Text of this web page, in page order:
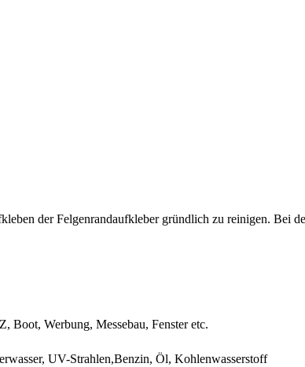
der Felgenrandaufkleber gründlich zu reinigen. Bei
Boot, Werbung, Messebau, Fenster etc.
UV-Strahlen,Benzin, Öl, Kohlenwasserstoff